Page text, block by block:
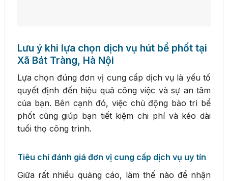
Lưu ý khi lựa chọn dịch vụ hút bể phốt tại
Xã Bát Tràng, Hà Nội
Lựa chọn đúng đơn vị cung cấp dịch vụ là yếu tố
quyết định đến hiệu quả công việc và sự an tâm
của bạn. Bên cạnh đó, việc chủ động bảo trì bể
phốt cũng giúp bạn tiết kiệm chi phí và kéo dài
tuổi thọ công trình.
Tiêu chí đánh giá đơn vị cung cấp dịch vụ uy tín
Giữa rất nhiều quảng cáo, làm thế nào để nhận